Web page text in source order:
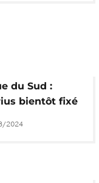
du Sud :
bientôt fixé
libération
2024